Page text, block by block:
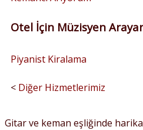
Otel İçin Müzisyen
Piyanist Kiralama
< Diğer Hizmetlerimiz
Gitar ve keman eşliğinde